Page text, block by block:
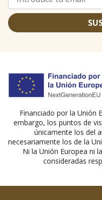
Financiado por la Unión
embargo, los puntos de
únicamente los del
necesariamente los de la
Ni la Unión Europea ni
consideradas